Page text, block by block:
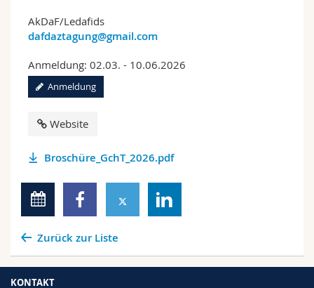
AkDaF/Ledafids
dafdaztagung@gmail.com
Anmeldung: 02.03. - 10.06.2026
Anmeldung
Website
Broschüre_GchT_2026.pdf
Zurück zur Liste
KONTAKT